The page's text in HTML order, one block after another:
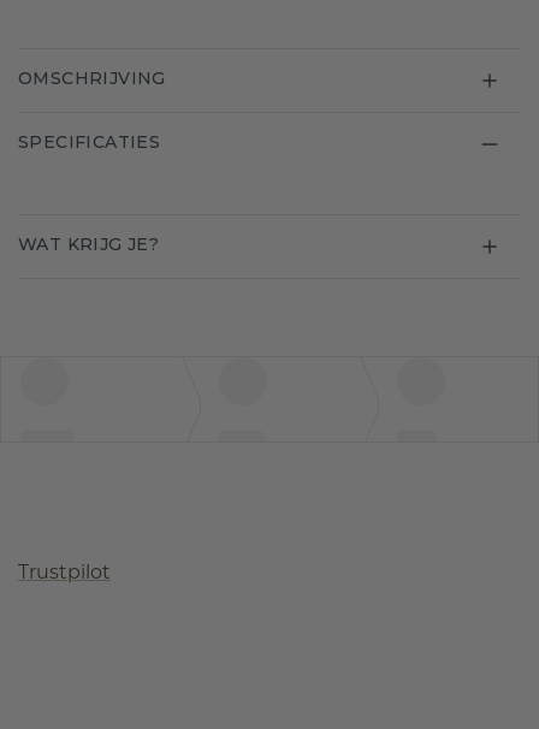
OMSCHRIJVING
SPECIFICATIES
WAT KRIJG JE?
Trustpilot